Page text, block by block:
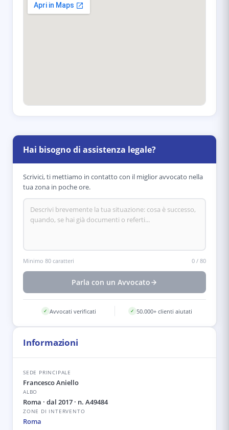
Hai bisogno di assistenza legale?
Scrivici, ti mettiamo in contatto con il miglior avvocato nella
tua zona in poche ore.
Minimo 80 caratteri 0 / 80
Parla con un Avvocato
✓ Avvocati verificati ✓ 50.000+ clienti aiutati
Informazioni
SEDE PRINCIPALE
Francesco Aniello
ALBO
Roma · dal 2017 · n. A49484
ZONE DI INTERVENTO
Roma